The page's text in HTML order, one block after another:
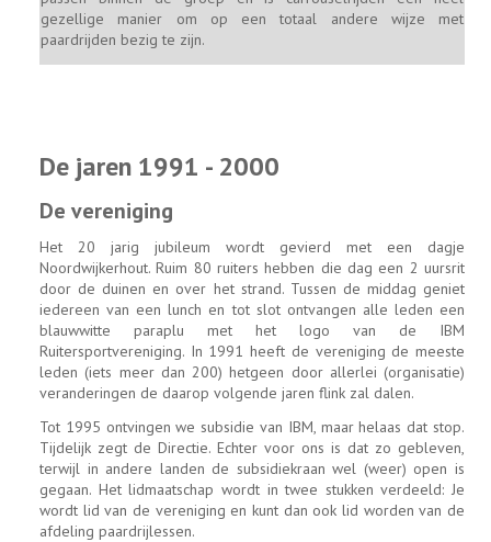
gezellige manier om op een totaal andere wijze met
paardrijden bezig te zijn.
De jaren 1991 - 2000
De vereniging
Het 20 jarig jubileum wordt gevierd met een dagje
Noordwijkerhout. Ruim 80 ruiters hebben die dag een 2 uursrit
door de duinen en over het strand. Tussen de middag geniet
iedereen van een lunch en tot slot ontvangen alle leden een
blauwwitte paraplu met het logo van de IBM
Ruitersportvereniging. In 1991 heeft de vereniging de meeste
leden (iets meer dan 200) hetgeen door allerlei (organisatie)
veranderingen de daarop volgende jaren flink zal dalen.
Tot 1995 ontvingen we subsidie van IBM, maar helaas dat stop.
Tijdelijk zegt de Directie. Echter voor ons is dat zo gebleven,
terwijl in andere landen de subsidiekraan wel (weer) open is
gegaan. Het lidmaatschap wordt in twee stukken verdeeld: Je
wordt lid van de vereniging en kunt dan ook lid worden van de
afdeling paardrijlessen.